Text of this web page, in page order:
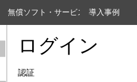
無償ソフト・サービス 導入事例
ログイン
認証